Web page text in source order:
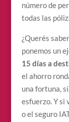
número de
todas las
¿Querés
ponemos un
15 días a
el ahorro
una fortuna,
esfuerzo. Y si
o el seguro